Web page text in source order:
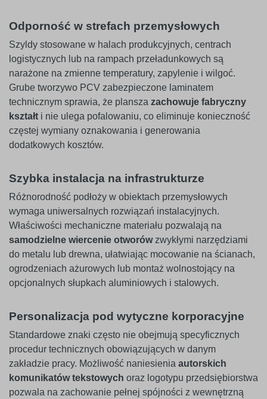
Odporność w strefach przemysłowych
Szyldy stosowane w halach produkcyjnych, centrach
logistycznych lub na rampach przeładunkowych są
narażone na zmienne temperatury, zapylenie i wilgoć.
Grube tworzywo PCV zabezpieczone laminatem
technicznym sprawia, że plansza zachowuje fabryczny
kształt i nie ulega pofalowaniu, co eliminuje konieczność
częstej wymiany oznakowania i generowania
dodatkowych kosztów.
Szybka instalacja na infrastrukturze
Różnorodność podłoży w obiektach przemysłowych
wymaga uniwersalnych rozwiązań instalacyjnych.
Właściwości mechaniczne materiału pozwalają na
samodzielne wiercenie otworówzwykłymi narzędziami
do metalu lub drewna, ułatwiając mocowanie na ścianach,
ogrodzeniach ażurowych lub montaż wolnostojący na
opcjonalnych słupkach aluminiowych i stalowych.
Personalizacja pod wytyczne korporacyjne
Standardowe znaki często nie obejmują specyficznych
procedur technicznych obowiązujących w danym
zakładzie pracy. Możliwość naniesienia autorskich
komunikatów tekstowych oraz logotypu przedsiębiorstwa
pozwala na zachowanie pełnej spójności z wewnętrzną